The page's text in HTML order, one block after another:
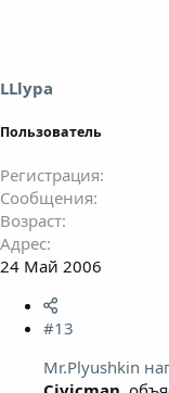
LLlypa
Пользователь
Регистрация
Сообщения
Возраст
Адрес
24 Май 2006
#13
Mr.Plyushkin